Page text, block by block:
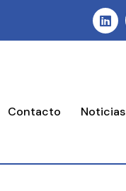
Contacto Noticias